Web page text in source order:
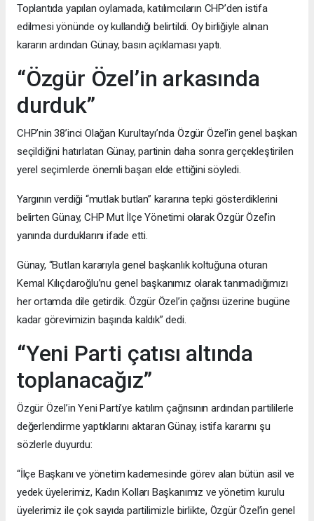
Toplantıda yapılan oylamada, katılımcıların CHP’den istifa
edilmesi yönünde oy kullandığı belirtildi. Oy birliğiyle alınan
kararın ardından Günay, basın açıklaması yaptı.
“Özgür Özel’in arkasında
durduk”
CHP’nin 38’inci Olağan Kurultayı’nda Özgür Özel’in genel başkan
seçildiğini hatırlatan Günay, partinin daha sonra gerçekleştirilen
yerel seçimlerde önemli başarı elde ettiğini söyledi.
Yargının verdiği “mutlak butlan” kararına tepki gösterdiklerini
belirten Günay, CHP Mut İlçe Yönetimi olarak Özgür Özel’in
yanında durduklarını ifade etti.
Günay, “Butlan kararıyla genel başkanlık koltuğuna oturan
Kemal Kılıçdaroğlu’nu genel başkanımız olarak tanımadığımızı
her ortamda dile getirdik. Özgür Özel’in çağrısı üzerine bugüne
kadar görevimizin başında kaldık” dedi.
“Yeni Parti çatısı altında
toplanacağız”
Özgür Özel’in Yeni Parti’ye katılım çağrısının ardından partililerle
değerlendirme yaptıklarını aktaran Günay, istifa kararını şu
sözlerle duyurdu:
“İlçe Başkanı ve yönetim kademesinde görev alan bütün asil ve
yedek üyelerimiz, Kadın Kolları Başkanımız ve yönetim kurulu
üyelerimiz ile çok sayıda partilimizle birlikte, Özgür Özel’in genel